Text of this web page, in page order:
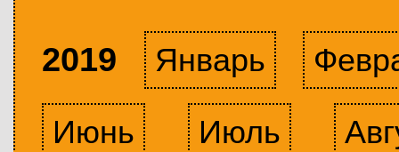
2019 Январь
Июнь
Июль